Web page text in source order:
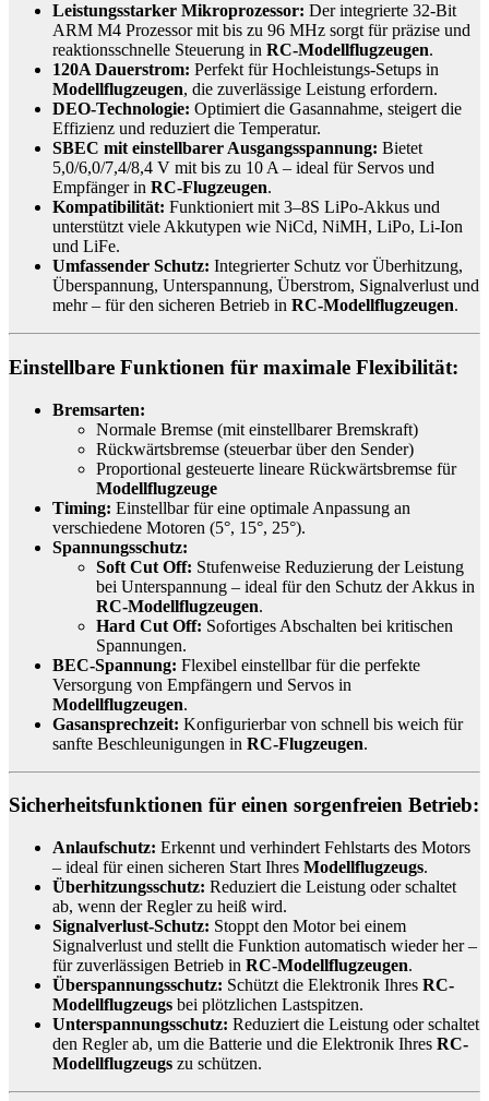
Leistungsstarker Mikroprozessor: Der integrierte 32-Bit
ARM M4 Prozessor mit bis zu 96 MHz sorgt für präzise und
reaktionsschnelle Steuerung in RC-Modellflugzeugen.
120A Dauerstrom: Perfekt für Hochleistungs-Setups in
Modellflugzeugen, die zuverlässige Leistung erfordern.
DEO-Technologie: Optimiert die Gasannahme, steigert die
Effizienz und reduziert die Temperatur.
SBEC mit einstellbarer Ausgangsspannung: Bietet
5,0/6,0/7,4/8,4 V mit bis zu 10 A – ideal für Servos und
Empfänger in RC-Flugzeugen.
Kompatibilität: Funktioniert mit 3–8S LiPo-Akkus und
unterstützt viele Akkutypen wie NiCd, NiMH, LiPo, Li-Ion
und LiFe.
Umfassender Schutz: Integrierter Schutz vor Überhitzung,
Überspannung, Unterspannung, Überstrom, Signalverlust und
mehr – für den sicheren Betrieb in RC-Modellflugzeugen.
Einstellbare Funktionen für maximale Flexibilität:
Bremsarten:
Normale Bremse (mit einstellbarer Bremskraft)
Rückwärtsbremse (steuerbar über den Sender)
Proportional gesteuerte lineare Rückwärtsbremse für
Modellflugzeuge
Timing: Einstellbar für eine optimale Anpassung an
verschiedene Motoren (5°, 15°, 25°).
Spannungsschutz:
Soft Cut Off: Stufenweise Reduzierung der Leistung
bei Unterspannung – ideal für den Schutz der Akkus in
RC-Modellflugzeugen.
Hard Cut Off: Sofortiges Abschalten bei kritischen
Spannungen.
BEC-Spannung: Flexibel einstellbar für die perfekte
Versorgung von Empfängern und Servos in
Modellflugzeugen.
Gasansprechzeit: Konfigurierbar von schnell bis weich für
sanfte Beschleunigungen in RC-Flugzeugen.
Sicherheitsfunktionen für einen sorgenfreien Betrieb:
Anlaufschutz: Erkennt und verhindert Fehlstarts des Motors
– ideal für einen sicheren Start Ihres Modellflugzeugs.
Überhitzungsschutz: Reduziert die Leistung oder schaltet
ab, wenn der Regler zu heiß wird.
Signalverlust-Schutz: Stoppt den Motor bei einem
Signalverlust und stellt die Funktion automatisch wieder her –
für zuverlässigen Betrieb in RC-Modellflugzeugen.
Überspannungsschutz: Schützt die Elektronik Ihres RC-
Modellflugzeugs bei plötzlichen Lastspitzen.
Unterspannungsschutz: Reduziert die Leistung oder schaltet
den Regler ab, um die Batterie und die Elektronik Ihres RC-
Modellflugzeugs zu schützen.